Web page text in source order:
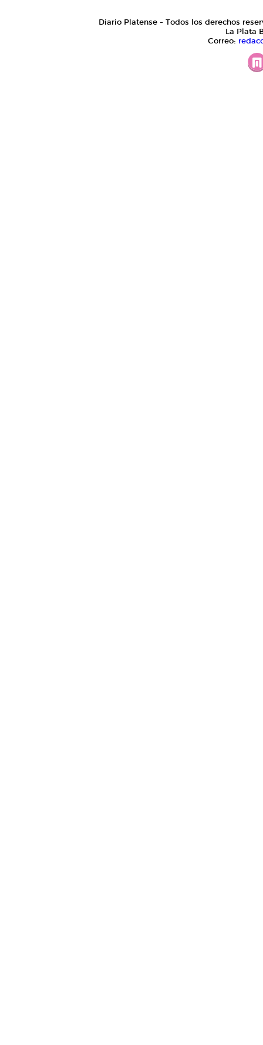
Diario Platense - Todos los derechos
La Plata
Correo: